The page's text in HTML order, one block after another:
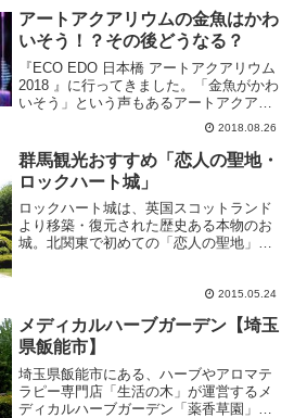
アートアクアリウムの金魚はかわ
いそう！？その後どうなる？
『ECO EDO 日本橋 アートアクアリウム
2018 』に行ってきました。「金魚がかわ
いそう」という声もあるアートアクアリ
ウムの数千匹の鑑賞魚たち。実際に行っ
てみてちょっと納得。ところで開催終了
後の金魚たちはどうなるのか、気になり
ませんか...
2018.08.26
群馬観光おすすめ「恋人の聖地・
ロックハート城」
ロックハート城は、英国スコットランド
より移築・復元された歴史ある本物のお
城。北関東で初めての「恋人の聖地」と
2015.05.24
メディカルハーブガーデン【埼玉
県飯能市】
埼玉県飯能市にある、ハーブやアロマテ
ラピー専門店「生活の木」が運営するメ
ディカルハーブガーデン「薬香草園」の